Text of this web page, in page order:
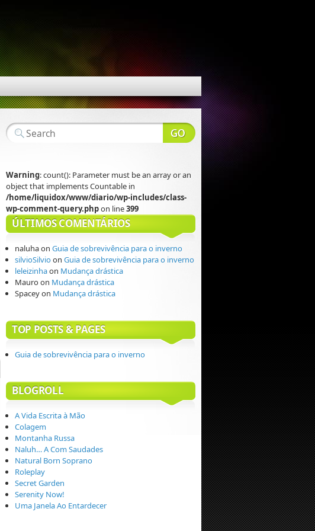
Warning: count(): Parameter must be an array or an
object that implements Countable in
/home/liquidox/www/diario/wp-includes/class-
wp-comment-query.phpon line399
ÚLTIMOS COMENTÁRIOS
naluhaon Guia de sobrevivência para o inverno
silvioSilvioon Guia de sobrevivência para o inverno
leleizinhaon Mudança drástica
Mauroon Mudança drástica
Spaceyon Mudança drástica
TOP POSTS & PAGES
Guia de sobrevivência para o inverno
BLOGROLL
A Vida Escrita à Mão
Colagem
Montanha Russa
Naluh… A Com Saudades
Natural Born Soprano
Roleplay
Secret Garden
Serenity Now!
Uma Janela Ao Entardecer